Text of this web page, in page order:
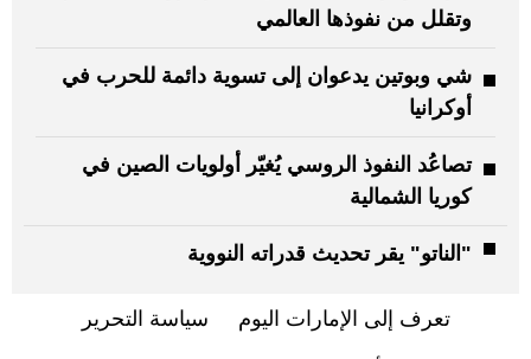
وتقلل من نفوذها العالمي
شي وبوتين يدعوان إلى تسوية دائمة للحرب في
أوكرانيا
تصاعُد النفوذ الروسي يُغيّر أولويات الصين في
كوريا الشمالية
"الناتو" يقر تحديث قدراته النووية
تعرف إلى الإمارات اليوم سياسة التحرير